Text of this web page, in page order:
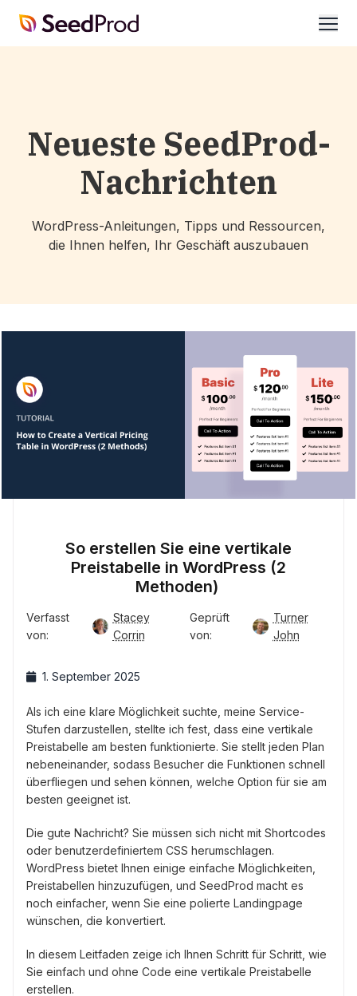
SeedProd
Neueste SeedProd-
Nachrichten
WordPress-Anleitungen, Tipps und Ressourcen,
die Ihnen helfen, Ihr Geschäft auszubauen
So erstellen Sie eine vertikale
Preistabelle in WordPress (2
Methoden)
Verfasst
von:
Stacey
Corrin
Geprüft
von:
Turner
John
1. September 2025
Als ich eine klare Möglichkeit suchte, meine Service-
Stufen darzustellen, stellte ich fest, dass eine vertikale
Preistabelle am besten funktionierte. Sie stellt jeden Plan
nebeneinander, sodass Besucher die Funktionen schnell
überfliegen und sehen können, welche Option für sie am
besten geeignet ist.
Die gute Nachricht? Sie müssen sich nicht mit Shortcodes
oder benutzerdefiniertem CSS herumschlagen.
WordPress bietet Ihnen einige einfache Möglichkeiten,
Preistabellen hinzuzufügen, und SeedProd macht es
noch einfacher, wenn Sie eine polierte Landingpage
wünschen, die konvertiert.
In diesem Leitfaden zeige ich Ihnen Schritt für Schritt, wie
Sie einfach und ohne Code eine vertikale Preistabelle
erstellen.